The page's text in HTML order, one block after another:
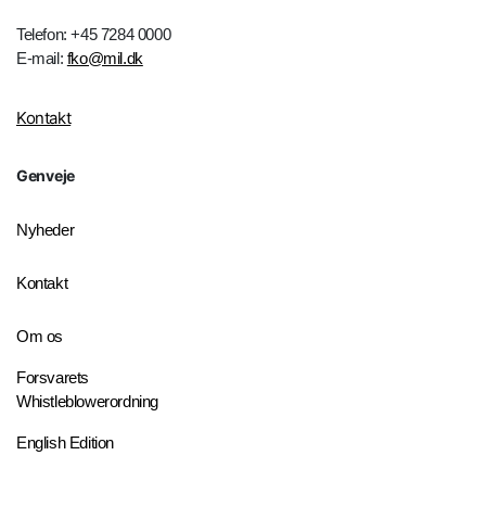
Telefon: +45 7284 0000
E-mail: fko@mil.dk
Kontakt
Genveje
Nyheder
Kontakt
Om os
Forsvarets
Whistleblowerordning
English Edition